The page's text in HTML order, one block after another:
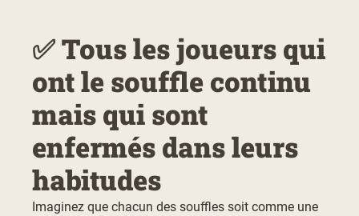
✅ Tous les joueurs qui
ont le souffle continu
mais qui sont
enfermés dans leurs
habitudes
Imaginez que chacun des souffles soit comme une